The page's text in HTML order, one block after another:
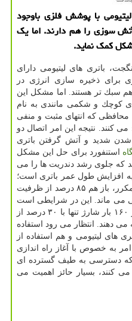
با پوشش فلزی باوجود
سوزی را هم دارند. اما یك
كمك نماید.
باتری های لیتیومی دارای
ذخیره سازی انرژی در
هم سبك تر هستند. اما مشكل این
كوچك و شكمی مانندی به نام
محافظی كه انتهای مثبت و منفی
كنند. نتیجه این امر اتصال دو
شدید و آتش گرفتن باتری
استنفورد برای حل این مشكل
كه جلوی رشد دندریت ها را می
افزایش طول عمر باتری است؛
بگونه ای كه پس از ۱۶۰ بار شارژ مكرر، باز هم ۸۵ درصد از ظرفیت
می ماند. این در شرایطی است
كه باتری های لیتیومی عادی پس از ۱۶۰ بار شارژ تنها با ۳۰ درصد از
دهند. انتظار می رود استفاده
های لیتیومی و هم استفاده از
امر به خصوص با آغاز راه اندازی
دسترسی به طیف گسترده ای
كنند، بسیار حائز اهمیت می